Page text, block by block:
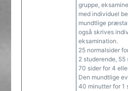
gruppe,
med individuel
mundtlige
også skrives
eksamination.
25 normalsider
2 studerende,
70 sider for 4
Den mundtlige
40 minutter for 1